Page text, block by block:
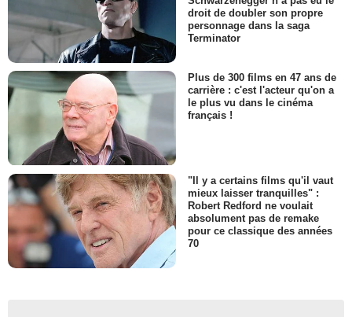
droit de doubler son propre
personnage dans la saga
Terminator
Plus de 300 films en 47 ans de
carrière : c'est l'acteur qu'on a
le plus vu dans le cinéma
français !
"Il y a certains films qu'il vaut
mieux laisser tranquilles" :
Robert Redford ne voulait
absolument pas de remake
pour ce classique des années
70